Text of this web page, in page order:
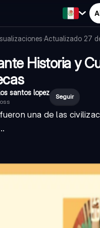
·Actualizado 27
Historia y
santos lopez Seguir
una de las